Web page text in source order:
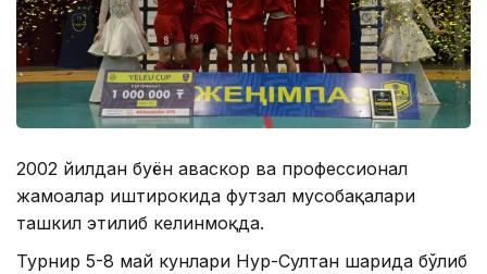
2002 йилдан буён ҳаваскор ва профессионал
жамоалар иштирокида футзал мусобақалари
ташкил этилиб келинмоқда.
Турнир 5-8 май кунлари Нур-Султан шаҳрида бўлиб